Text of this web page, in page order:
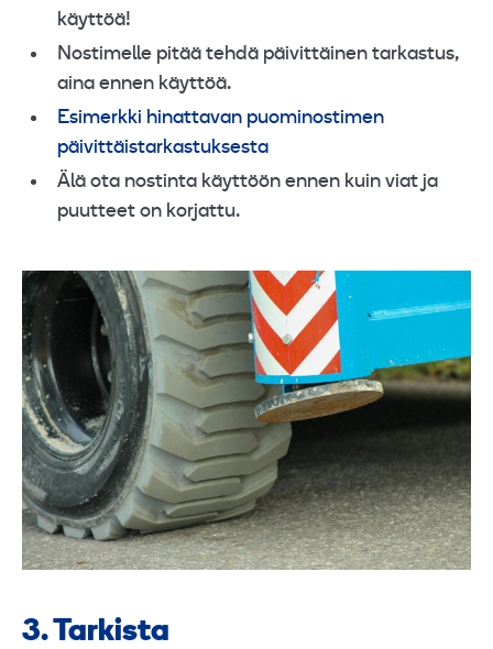
käyttöä!
Nostimelle pitää tehdä päivittäinen tarkastus,
aina ennen käyttöä.
Esimerkki hinattavan puominostimen
päivittäistarkastuksesta
Älä ota nostinta käyttöön ennen kuin viat ja
puutteet on korjattu.
3. Tarkista